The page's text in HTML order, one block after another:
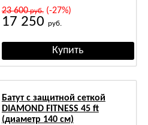
23 600руб.(-27%)
17 250 руб.
Батут с защитной сеткой
DIAMOND FITNESS 45 ft
(диаметр 140 см)